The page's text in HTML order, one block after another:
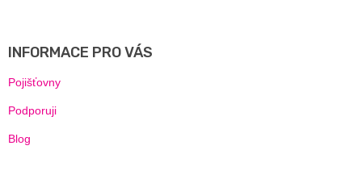
INFORMACE PRO VÁS
Pojišťovny
Podporuji
Blog